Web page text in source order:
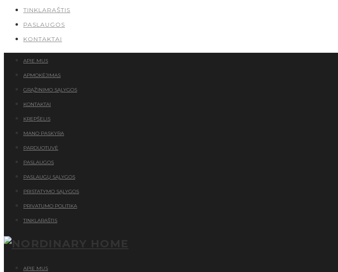
TINKLARAŠTIS
PASLAUGOS
KONTAKTAI
APIE MUS
APMOKĖJIMAS
GRĄŽINIMO SĄLYGOS
KONTAKTAI
KREPŠELIS
MANO PASKYRA
PARDUOTUVĖ
PASLAUGOS
PASLAUGŲ SĄLYGOS
PRISTATYMO SĄLYGOS
PRIVATUMO POLITIKA
TINKLARAŠTIS
APIE MUS